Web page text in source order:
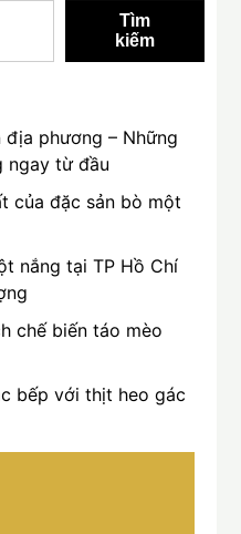
Tìm
kiếm
địa phương – Những
ngay từ đầu
của đặc sản bò một
nắng tại TP Hồ Chí
chế biến táo mèo
bếp với thịt heo gác